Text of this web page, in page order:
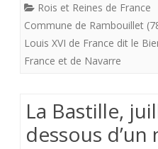
la
stupidité
des
du
journal
Rois et Reines de France
Commune de Rambouillet
Louis XVI de France dit le
France et de Navarre
La Bastille,
dessous d’un